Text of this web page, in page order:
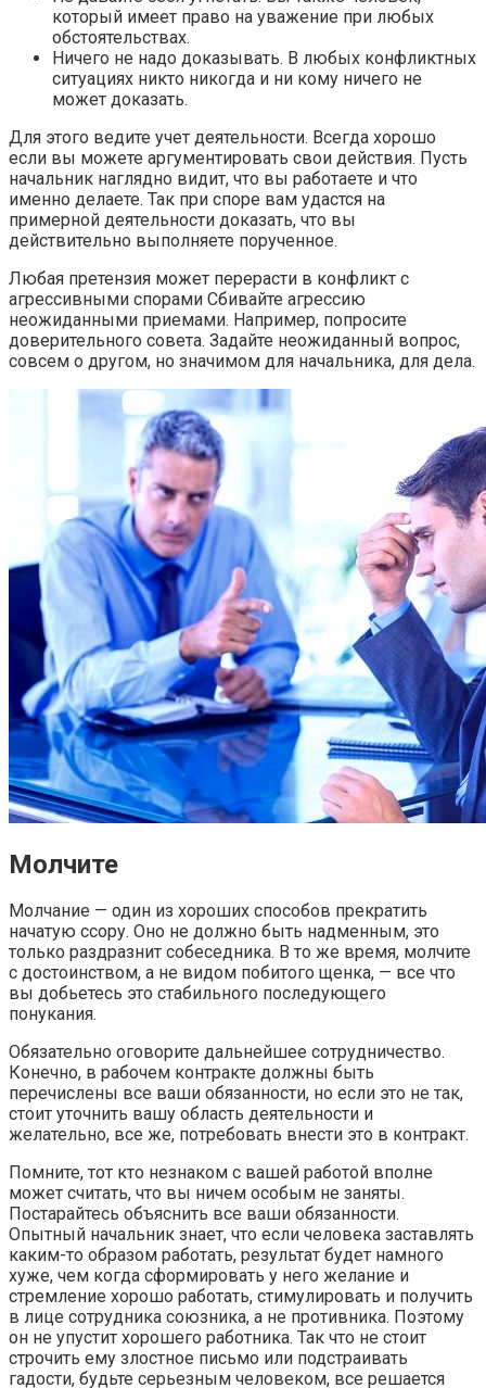
который имеет право на уважение при любых
обстоятельствах.
Ничего не надо доказывать. В любых конфликтных
ситуациях никто никогда и ни кому ничего не
может доказать.
Для этого ведите учет деятельности. Всегда хорошо
если вы можете аргументировать свои действия. Пусть
начальник наглядно видит, что вы работаете и что
именно делаете. Так при споре вам удастся на
примерной деятельности доказать, что вы
действительно выполняете порученное.
Любая претензия может перерасти в конфликт с
агрессивными спорами Сбивайте агрессию
неожиданными приемами. Например, попросите
доверительного совета. Задайте неожиданный вопрос,
совсем о другом, но значимом для начальника, для дела.
Молчите
Молчание — один из хороших способов прекратить
начатую ссору. Оно не должно быть надменным, это
только раздразнит собеседника. В то же время, молчите
с достоинством, а не видом побитого щенка, — все что
вы добьетесь это стабильного последующего
понукания.
Обязательно оговорите дальнейшее сотрудничество.
Конечно, в рабочем контракте должны быть
перечислены все ваши обязанности, но если это не так,
стоит уточнить вашу область деятельности и
желательно, все же, потребовать внести это в контракт.
Помните, тот кто незнаком с вашей работой вполне
может считать, что вы ничем особым не заняты.
Постарайтесь объяснить все ваши обязанности.
Опытный начальник знает, что если человека заставлять
каким-то образом работать, результат будет намного
хуже, чем когда сформировать у него желание и
стремление хорошо работать, стимулировать и получить
в лице сотрудника союзника, а не противника. Поэтому
он не упустит хорошего работника. Так что не стоит
строчить ему злостное письмо или подстраивать
гадости, будьте серьезным человеком, все решается